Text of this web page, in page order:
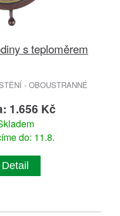
s teploměrem
- OBOUSTRANNÉ
1.656 Kč
do: 11.8.
Detail